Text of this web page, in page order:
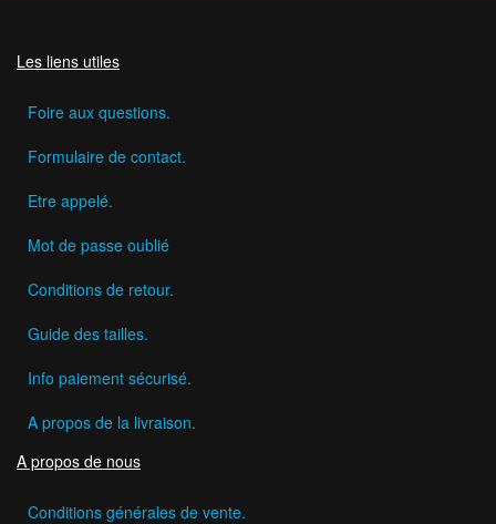
Les liens utiles
Foire aux questions.
Formulaire de contact.
Etre appelé.
Mot de passe oublié
Conditions de retour.
Guide des tailles.
Info paiement sécurisé.
A propos de la livraison.
A propos de nous
Conditions générales de vente.